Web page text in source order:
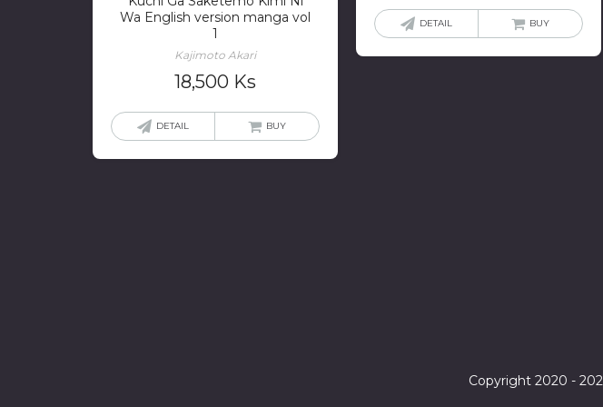
Wa English version manga vol
1
Kajimoto Akari
18,500 Ks
DETAIL BUY
DETAIL BUY
Copyright 2020 -